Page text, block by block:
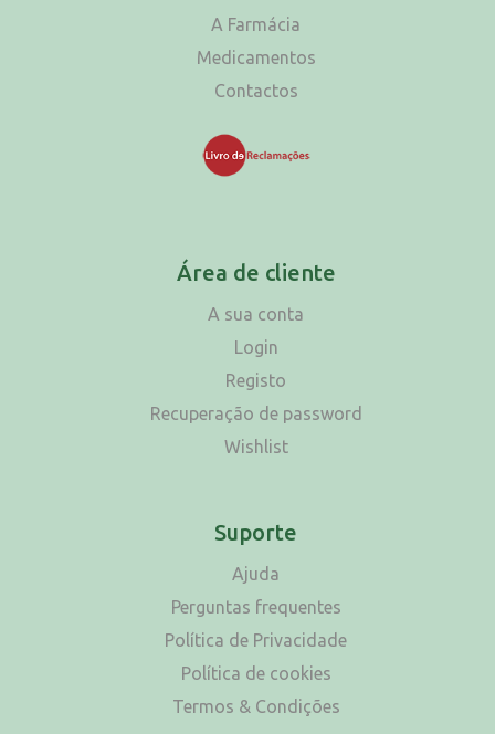
A Farmácia
Medicamentos
Contactos
Área de cliente
A sua conta
Login
Registo
Recuperação de password
Wishlist
Suporte
Ajuda
Perguntas frequentes
Política de Privacidade
Política de cookies
Termos & Condições